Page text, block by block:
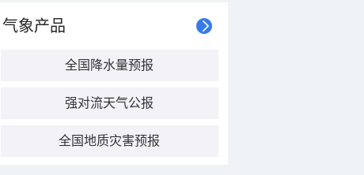
气象产品
全国降水量预报
强对流天气公报
全国地质灾害预报